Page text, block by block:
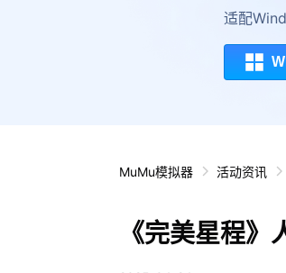
适配
MuMu模拟器 活动资讯
《完美星程》